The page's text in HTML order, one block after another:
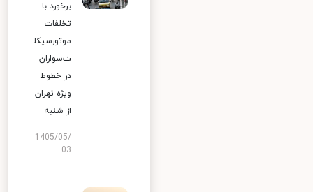
برخورد با
تخلفات
موتورسیکل
ت‌سواران
در خطوط
ویژه تهران
از شنبه
1405/05/
03